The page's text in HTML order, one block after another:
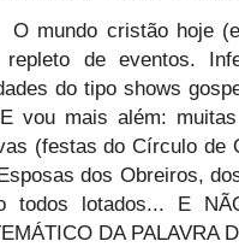
O mundo cristão hoje
repleto de eventos.
do tipo shows
vou mais além:
(festas do Círculo de
dos Obreiros,
todos lotados... E
DA PALAVRA